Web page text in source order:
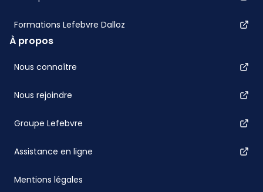
Formations Lefebvre Dalloz
À propos
Nous connaître
Nous rejoindre
Groupe Lefebvre
Assistance en ligne
Mentions légales